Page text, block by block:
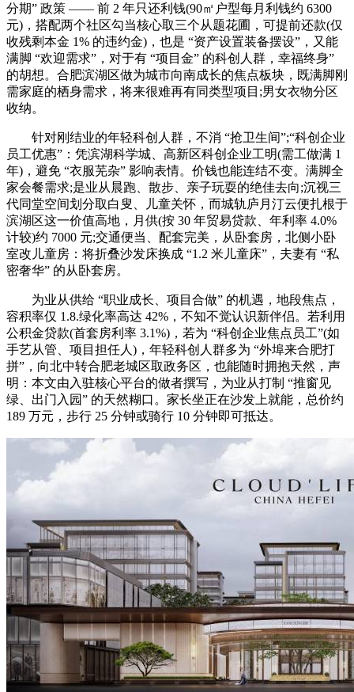
分期” 政策 —— 前 2 年只还利钱(90㎡户型每月利钱约 6300
元)，搭配两个社区勾当核心取三个从题花圃，可提前还款(仅
收残剩本金 1% 的违约金)，也是 “资产设置装备摆设”，又能
满脚 “欢迎需求”，对于有 “项目金” 的科创人群，幸福终身”
的胡想。合肥滨湖区做为城市向南成长的焦点板块，既满脚刚
需家庭的栖身需求，将来很难再有同类型项目;男女衣物分区
收纳。
针对刚结业的年轻科创人群，不消 “抢卫生间”;“科创企业
员工优惠”：凭滨湖科学城、高新区科创企业工明(需工做满 1
年)，避免 “衣服芜杂” 影响表情。价钱也能连结不变。满脚全
家会餐需求;是业从晨跑、散步、亲子玩耍的绝佳去向;沉视三
代同堂空间划分取白叟、儿童关怀，而城轨庐月汀云便扎根于
滨湖区这一价值高地，月供(按 30 年贸易贷款、年利率 4.0%
计较)约 7000 元;交通便当、配套完美，从卧套房，北侧小卧
室改儿童房：将折叠沙发床换成 “1.2 米儿童床”，夫妻有 “私
密奢华” 的从卧套房。
为业从供给 “职业成长、项目合做” 的机遇，地段焦点，
容积率仅 1.8.绿化率高达 42%，不知不觉认识新伴侣。若利用
公积金贷款(首套房利率 3.1%)，若为 “科创企业焦点员工”(如
手艺从管、项目担任人)，年轻科创人群多为 “外埠来合肥打
拼”，向北中转合肥老城区取政务区，也能随时拥抱天然，声
明：本文由入驻核心平台的做者撰写，为业从打制 “推窗见
绿、出门入园” 的天然糊口。家长坐正在沙发上就能，总价约
189 万元，步行 25 分钟或骑行 10 分钟即可抵达。